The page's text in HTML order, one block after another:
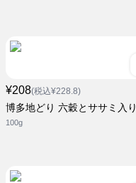
¥208(税込¥228.8)
博多地どり 六穀とササミ入り
100g